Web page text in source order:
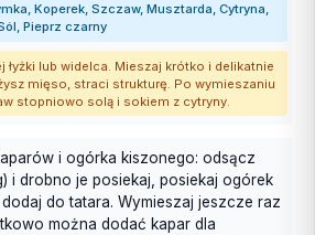
Koperek, Szczaw, Musztarda, Cytryna,
Pieprz czarny
łyżki lub widelca. Mieszaj krótko i delikatnie
mięso, straci strukturę. Po wymieszaniu
stopniowo solą i sokiem z cytryny.
i ogórka kiszonego: odsącz
i drobno je posiekaj, posiekaj ogórek
do tatara. Wymieszaj jeszcze raz
można dodać kapar dla